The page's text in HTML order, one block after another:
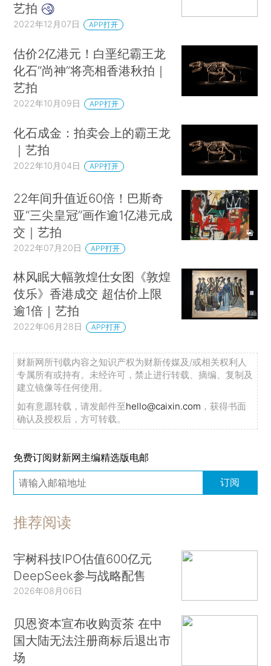
艺拍
2022年12月07日 APP打开
估价2亿港元！白垩纪霸王龙
化石“尚神”将亮相香港秋拍｜
艺拍
2022年10月09日 APP打开
化石成金：拍卖会上的霸王龙
｜艺拍
2022年10月04日 APP打开
22年间升值近60倍！巴斯奇
亚“三尖皇冠”画作逾1亿港元成
交｜艺拍
2022年07月20日 APP打开
林风眠大幅敦煌仕女图《敦煌
伎乐》香港成交 超估价上限
逾1倍｜艺拍
2022年06月28日 APP打开
财新网所刊载内容之知识产权为财新传媒及/或相关权利人
专属所有或持有。未经许可，禁止进行转载、摘编、复制及
建立镜像等任何使用。
如有意愿转载，请发邮件至hello@caixin.com ，获得书面
确认及授权后，方可转载。
免费订阅财新网主编精选版电邮
订阅
推荐阅读
宇树科技IPO估值600亿元
DeepSeek参与战略配售
2026年08月06日
贝恩资本宣布收购贡茶 在中
国大陆无法注册商标后退出市
场